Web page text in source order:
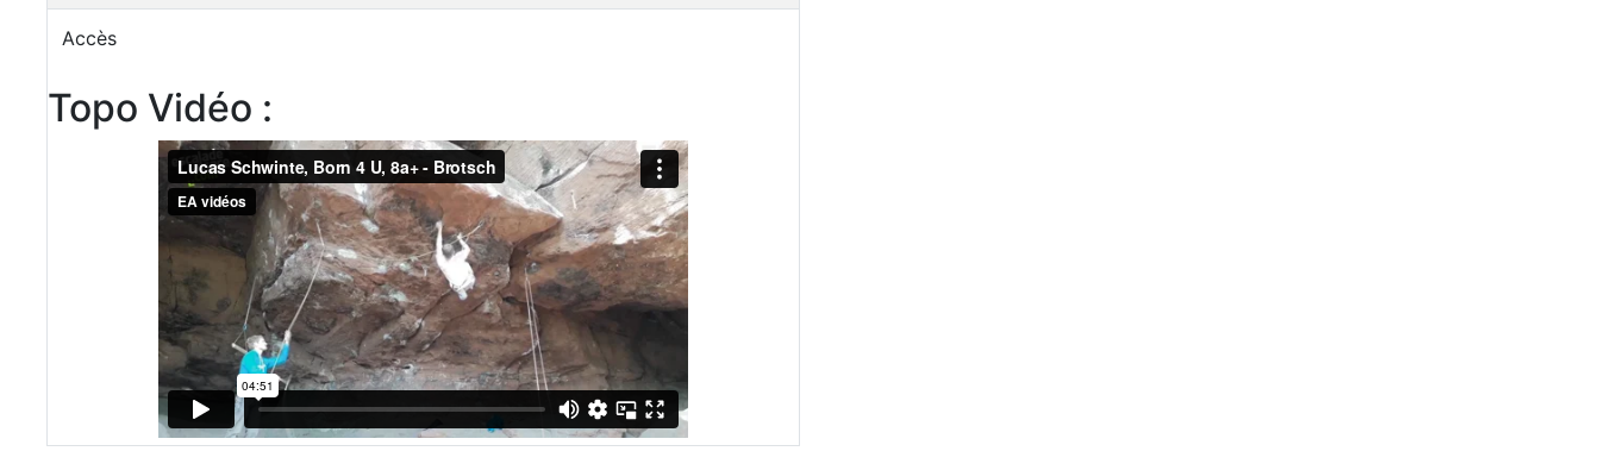
Accès
Topo Vidéo :